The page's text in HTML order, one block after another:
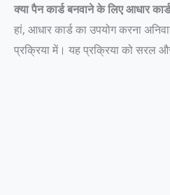
क्या पैन कार्ड बनवाने के लिए आधार
हां, आधार कार्ड का उपयोग करना
प्रक्रिया में। यह प्रक्रिया को सरल